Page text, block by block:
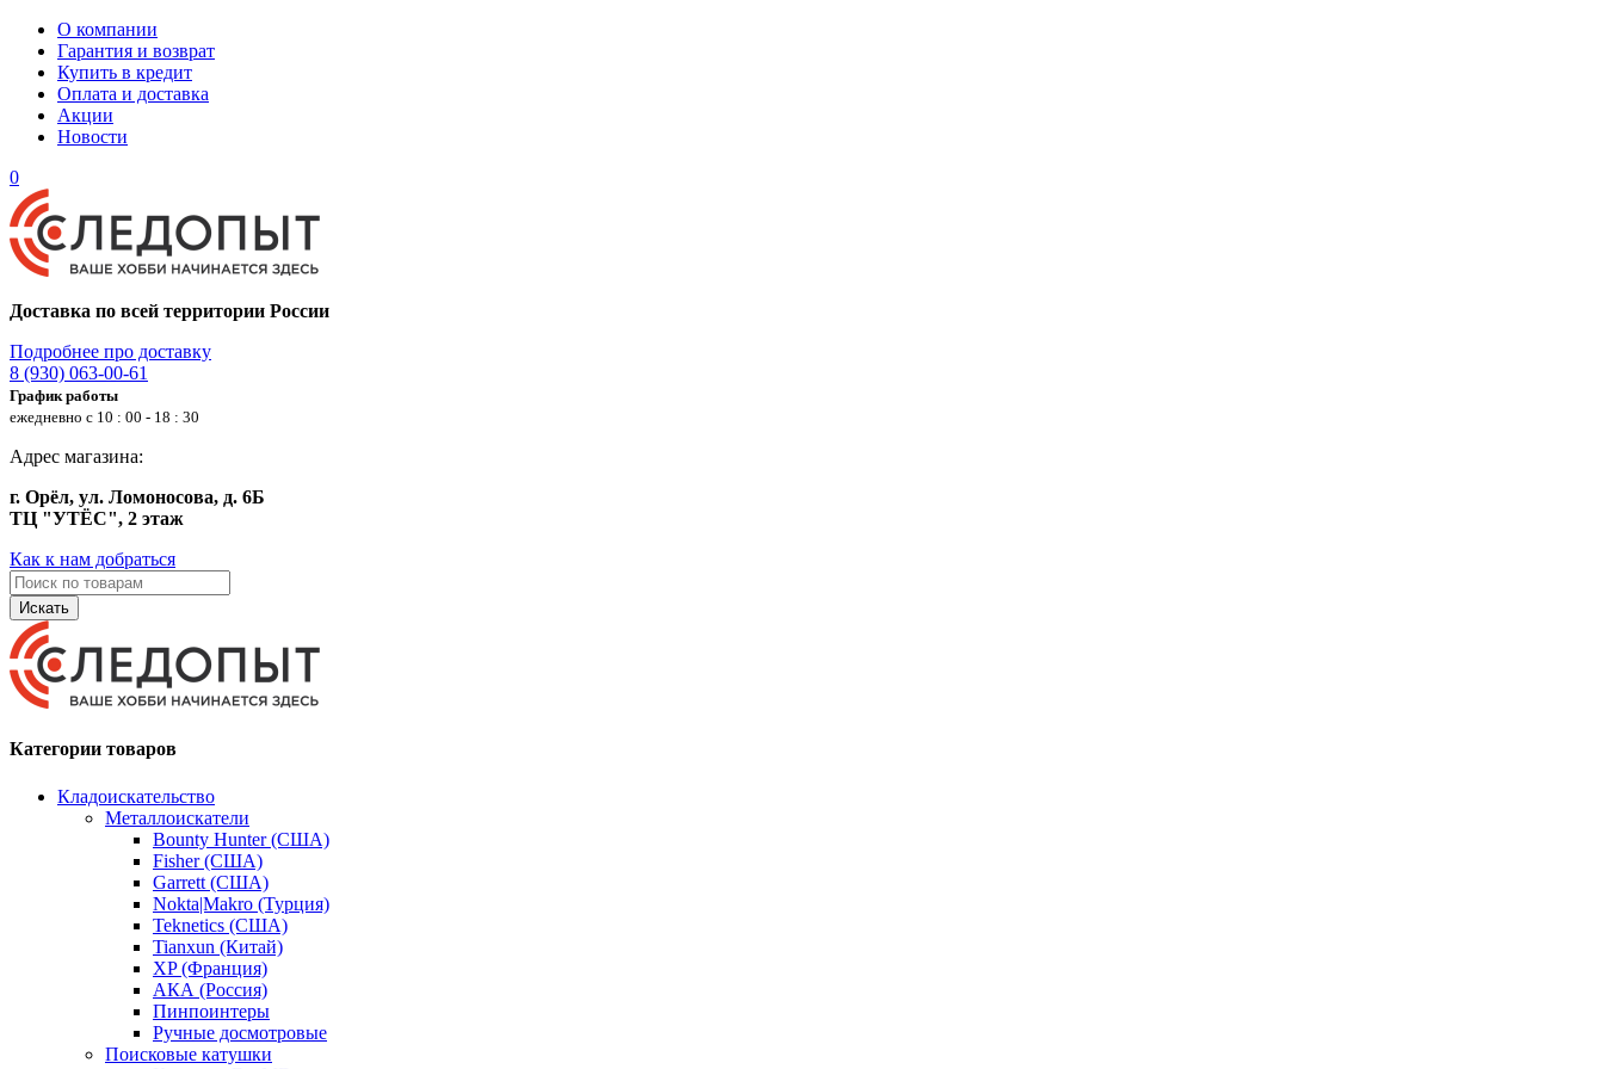
О компании
Гарантия и возврат
Купить в кредит
Оплата и доставка
Акции
Новости
0
Доставка по всей территории России
Подробнее про доставку
8 (930) 063-00-61
График работы
ежедневно с 10 : 00 - 18 : 30
Адрес магазина:
г. Орёл, ул. Ломоносова, д. 6Б
ТЦ "УТЁС", 2 этаж
Как к нам добраться
Искать
Категории товаров
Кладоискательство
Металлоискатели
Bounty Hunter (США)
Fisher (США)
Garrett (США)
Nokta|Makro (Турция)
Teknetics (США)
Tianxun (Китай)
XP (Франция)
АКА (Россия)
Пинпоинтеры
Ручные досмотровые
Поисковые катушки